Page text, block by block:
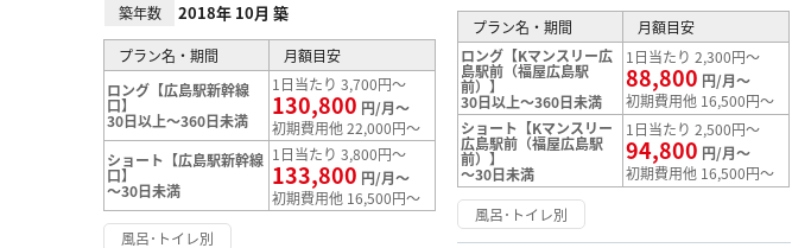
築年数 2018年 10月 築
プラン名・期間
月額目安
ロング【広島駅新幹線
口】
30日以上～360日未満
1日当たり 3,700円～
130,800 円/月～
初期費用他 22,000円～
ショート【広島駅新幹線
口】
～30日未満
1日当たり 3,800円～
133,800 円/月～
初期費用他 16,500円～
風呂･トイレ別
プラン名・期間
月額目安
ロング【Kマンスリー広
島駅前（福屋広島駅
前）】
30日以上～360日未満
1日当たり 2,300円～
88,800 円/月～
初期費用他 16,500円～
ショート【Kマンスリー
広島駅前（福屋広島駅
前）】
～30日未満
1日当たり 2,500円～
94,800 円/月～
初期費用他 16,500円～
風呂･トイレ別